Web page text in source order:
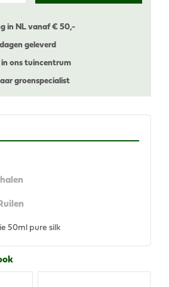
in NL vanaf € 50,-
geleverd
ons tuincentrum
groenspecialist
50ml pure silk